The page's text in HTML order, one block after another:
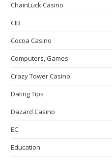
ChainLuck Casino
CIB
Cocoa Casino
Computers, Games
Crazy Tower Сasino
Dating Tips
Dazard Casino
EC
Education